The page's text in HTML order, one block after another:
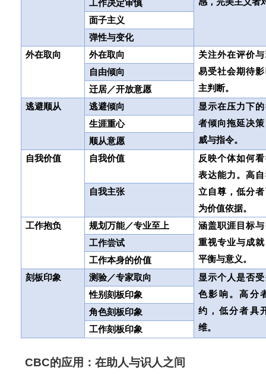
感，完美主义者
工作决定审慎
面子主义
弹性与变化
外在取向
外在取向
关注外在评价
易受社会期待
主判断。
自由倾向
迁居／开放意愿
逃避顺从
逃避倾向
显示在压力下
者倾向拖延决
威与指令。
生涯重心
顺从意愿
自我价值
自我价值
反映个体如何
表达能力。高
立自尊，低分
为价值依据。
自我主张
工作抱负 规划万能／专业至上
涵盖职涯目标
重视专业与成
平衡与意义。
工作尝试
工作本身的价值
刻板印象
测验／专家取向
显示个人是否
色影响。高分
约，低分者具
维。
性别刻板印象
角色刻板印象
工作刻板印象
CBC的应用：在助人与识人之间